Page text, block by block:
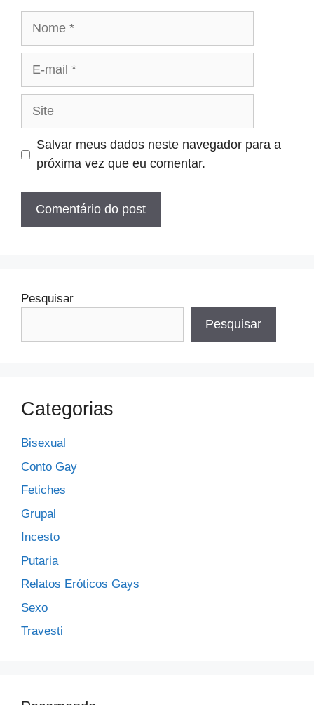
Site
Salvar meus dados neste navegador para a
próxima vez que eu comentar.
Pesquisar
Pesquisar
Categorias
Bisexual
Conto Gay
Fetiches
Grupal
Incesto
Putaria
Relatos Eróticos Gays
Sexo
Travesti